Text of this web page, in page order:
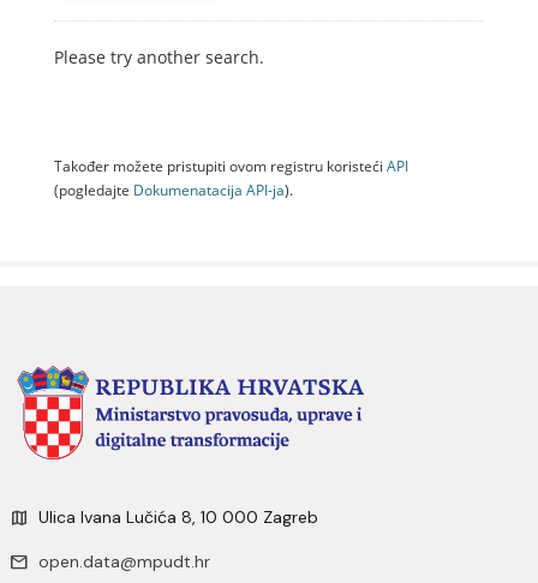
Please try another search.
Također možete pristupiti ovom registru koristeći API
(pogledajte Dokumenаtаcijа API-jа).